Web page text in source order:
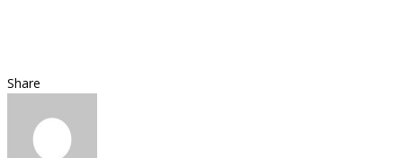
Share